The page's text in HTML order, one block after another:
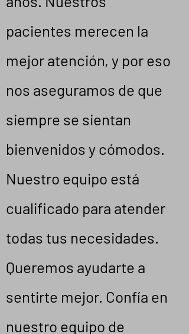
pacientes merecen la
mejor atención, y por eso
nos aseguramos de que
siempre se sientan
bienvenidos y cómodos.
Nuestro equipo está
cualificado para atender
todas tus necesidades.
Queremos ayudarte a
sentirte mejor. Confía en
nuestro equipo de